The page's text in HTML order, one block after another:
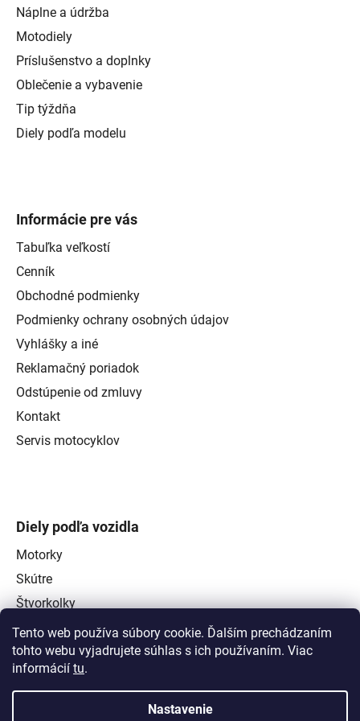
Tento web používa súbory cookie. Ďalším prechádzaním
tohto webu vyjadrujete súhlas s ich používaním. Viac
informácií tu.
Nastavenie
Náplne a údržba
Motodiely
Príslušenstvo a doplnky
Oblečenie a vybavenie
Tip týždňa
Diely podľa modelu
Informácie pre vás
Tabuľka veľkostí
Cenník
Obchodné podmienky
Podmienky ochrany osobných údajov
Vyhlášky a iné
Reklamačný poriadok
Odstúpenie od zmluvy
Kontakt
Servis motocyklov
Diely podľa vozidla
Motorky
Skútre
Štvorkolky